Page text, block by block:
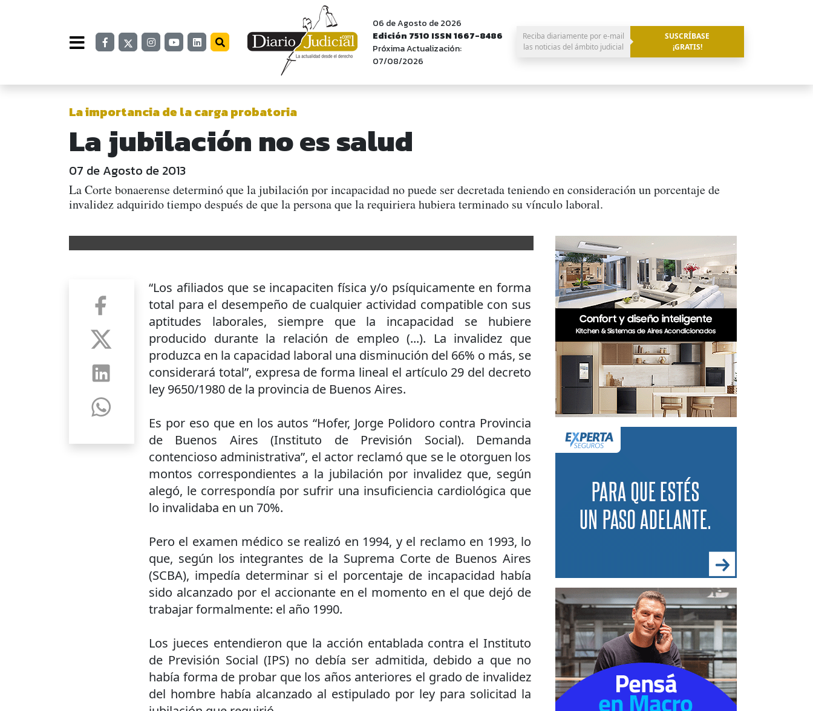
06 de Agosto de 2026
Edición 7510 ISSN 1667-8486
Próxima Actualización:
07/08/2026
Reciba diariamente por e-mail
las noticias del ámbito judicial
SUSCRÍBASE
¡GRATIS!
La importancia de la carga probatoria
La jubilación no es salud
07 de Agosto de 2013
La Corte bonaerense determinó que la jubilación por incapacidad no puede ser decretada teniendo en consideración un porcentaje de
invalidez adquirido tiempo después de que la persona que la requiriera hubiera terminado su vínculo laboral.
“Los afiliados que se incapaciten física y/o psíquicamente en forma
total para el desempeño de cualquier actividad compatible con sus
aptitudes laborales, siempre que la incapacidad se hubiere
producido durante la relación de empleo (...). La invalidez que
produzca en la capacidad laboral una disminución del 66% o más, se
considerará total”, expresa de forma lineal el artículo 29 del decreto
ley 9650/1980 de la provincia de Buenos Aires.
Es por eso que en los autos “Hofer, Jorge Polidoro contra Provincia
de Buenos Aires (Instituto de Previsión Social). Demanda
contencioso administrativa”, el actor reclamó que se le otorguen los
montos correspondientes a la jubilación por invalidez que, según
alegó, le correspondía por sufrir una insuficiencia cardiológica que
lo invalidaba en un 70%.
Pero el examen médico se realizó en 1994, y el reclamo en 1993, lo
que, según los integrantes de la Suprema Corte de Buenos Aires
(SCBA), impedía determinar si el porcentaje de incapacidad había
sido alcanzado por el accionante en el momento en el que dejó de
trabajar formalmente: el año 1990.
Los jueces entendieron que la acción entablada contra el Instituto
de Previsión Social (IPS) no debía ser admitida, debido a que no
había forma de probar que los años anteriores el grado de invalidez
del hombre había alcanzado al estipulado por ley para solicitad la